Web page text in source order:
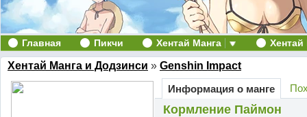
Главная Пикчи Хентай Манга
Хентай Манга и Додзинси » Genshin Impact
Информация о манге
Кормление Паймон